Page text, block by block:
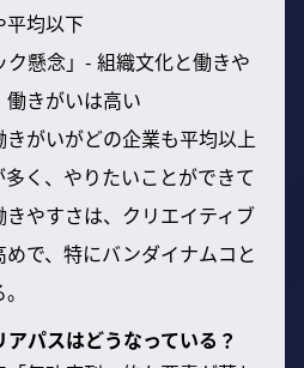
平均以下
懸念」- 組織文化と働きや
きがいは高い
がいがどの企業も平均以上
く、やりたいことができて
やすさは、クリエイティブ
で、特にバンダイナムコと
パスはどうなっている？